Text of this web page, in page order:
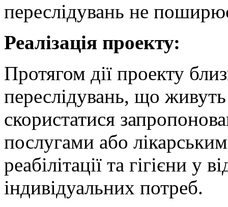
переслідувань не
Реалізація проекту:
Протягом дії проекту
переслідувань, що
скористатися
послугами або
реабілітації та гігієни у
індивідуальних потреб.